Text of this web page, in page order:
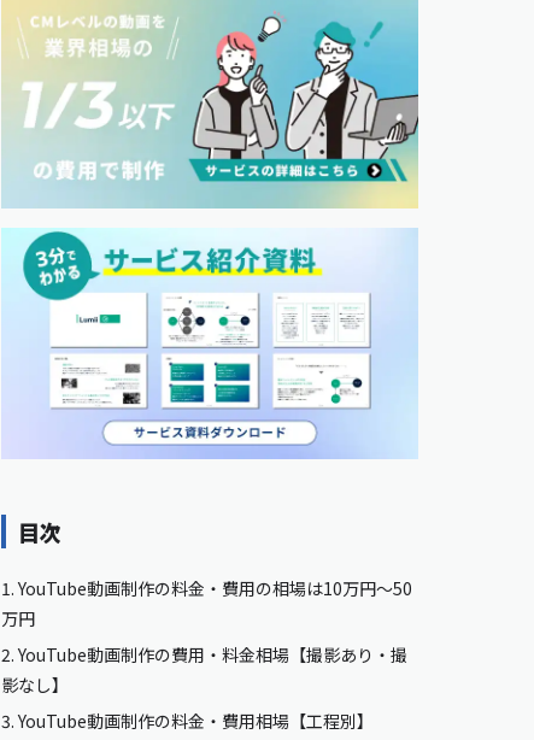
目次
1.YouTube動画制作の料金・費用の相場は10万円〜50
万円
2.YouTube動画制作の費用・料金相場【撮影あり・撮
影なし】
3.YouTube動画制作の料金・費用相場【工程別】